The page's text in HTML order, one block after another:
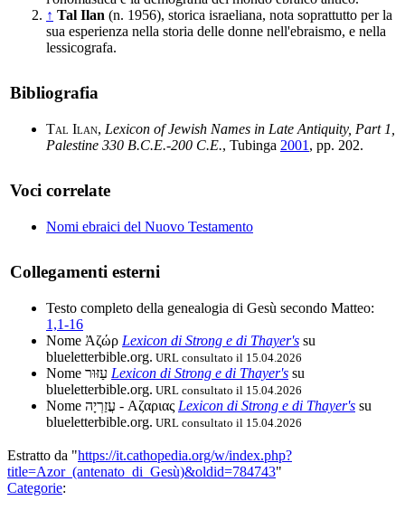
↑ Tal Ilan (n. 1956), storica israeliana, nota soprattutto per la
sua esperienza nella storia delle donne nell'ebraismo, e nella
lessicografa.
Bibliografia
Tal Ilan, Lexicon of Jewish Names in Late Antiquity, Part 1,
Palestine 330 B.C.E.-200 C.E., Tubinga 2001 , pp. 202.
Voci correlate
Nomi ebraici del Nuovo Testamento
Collegamenti esterni
Testo completo della genealogia di Gesù secondo Matteo:
1,1-16
Nome Ἀζώρ Lexicon di Strong e di Thayer's su
blueletterbible.org. URL consultato il 15.04.2026
Lexicon di Strong e di Thayer's su
blueletterbible.org. URL consultato il 15.04.2026
Nome עֲזַרְיָה - Αζαριας Lexicon di Strong e di Thayer's su
blueletterbible.org. URL consultato il 15.04.2026
Estratto da "https://it.cathopedia.org/w/index.php?
title=Azor_(antenato_di_Gesù)&oldid=784743"
Categorie: